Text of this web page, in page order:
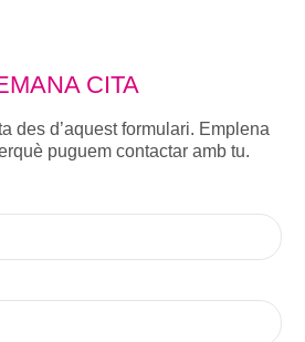
CITA
des d’aquest formulari. Emplena
puguem contactar amb tu.